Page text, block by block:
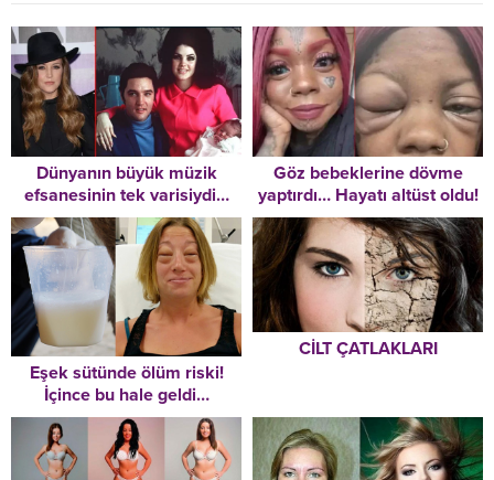
Dünyanın büyük müzik
efsanesinin tek varisiydi…
Trajedilerle dolu hikâyesi
çok erken sonra erdi: Lisa
Marie Presley 54 yaşında
hayatını kaybetti!
Göz bebeklerine dövme
yaptırdı… Hayatı altüst oldu!
Acı haberi doktordan
öğrendi
Eşek sütünde ölüm riski!
İçince bu hale geldi…
CİLT ÇATLAKLARI